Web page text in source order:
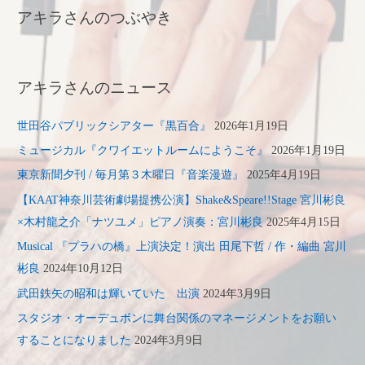
アキラさんのつぶやき
アキラさんのニュース
世田谷パブリックシアター『黒百合』 2026年1月19日
ミュージカル『クワイエットルームにようこそ』 2026年1月19日
東京新聞夕刊 / 毎月第３木曜日『音楽漫遊』 2025年4月19日
【KAAT神奈川芸術劇場提携公演】Shake&Speare!!Stage 宮川彬良
×木村龍之介「ナツユメ」ピアノ演奏：宮川彬良 2025年4月15日
Musical 『プラハの橋』上演決定！演出 田尾下哲 / 作・編曲 宮川
彬良 2024年10月12日
武田鉄矢の昭和は輝いていた 出演 2024年3月9日
スタジオ・オーデュボンに舞台関係のマネージメントをお願い
することになりました 2024年3月9日